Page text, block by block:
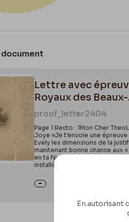
document
Lettre avec
Royaux des
proof_letter2404
Page 1 Recto : 1Mon Cher
Joye »Je t’envoie une
Evely les dimensions de la
maintenant bonne chance aux
en ta Nudité !….Je t’envoie
installé 13 Rue Labie Porte
En autorisant